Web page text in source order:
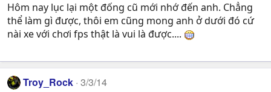
Hôm nay lục lại một đống cũ mới nhớ đến anh. Chẳng
thể làm gì được, thôi em cũng mong anh ở dưới đó cứ
nài xe với chơi fps thật là vui là được....
Troy_Rock 3/3/14